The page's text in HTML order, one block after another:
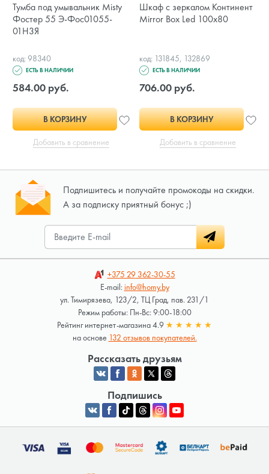
Тумба под умывальник Misty
Фостер 55 Э-Фос01055-
01Н3Я
код: 98340
ЕСТЬ В НАЛИЧИИ
584.00 руб.
В КОРЗИНУ
Добавить в сравнение
Шкаф с зеркалом Континент
Mirror Box Led 100х80
код: 131845, 132869
ЕСТЬ В НАЛИЧИИ
706.00 руб.
В КОРЗИНУ
Добавить в сравнение
Подпишитесь и получайте промокоды на скидки.
А за подписку приятный бонус ;)
+375 29362-30-55
E-mail:info@homy.by
ул. Тимирязева, 123/2, ТЦ Град, пав. 231/1
Режим работы: Пн-Вс: 9:00-18:00
Рейтинг интернет-магазина 4.9 ★ ★ ★ ★ ★
на основе 132 отзывов покупателей.
Рассказать друзьям
Подпишись